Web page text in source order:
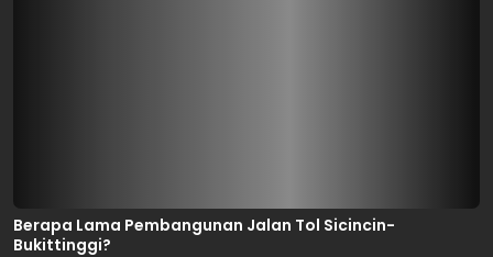
Berapa Lama Pembangunan Jalan Tol Sicincin-
Bukittinggi?